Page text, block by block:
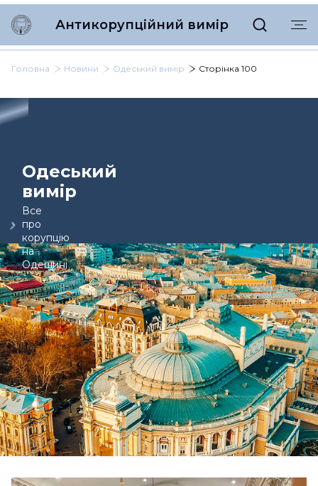
Антикорупційний вимір
Головна Новини Одеський вимір Сторінка 100
Одеський
вимір
Все
про
корупцію
на
Одещині